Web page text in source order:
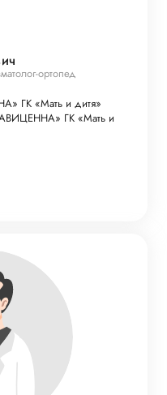
ортопед
ГК «Мать и дитя»
ГК «Мать и